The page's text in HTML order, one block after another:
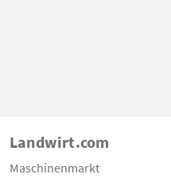
Landwirt.com
Maschinenmarkt